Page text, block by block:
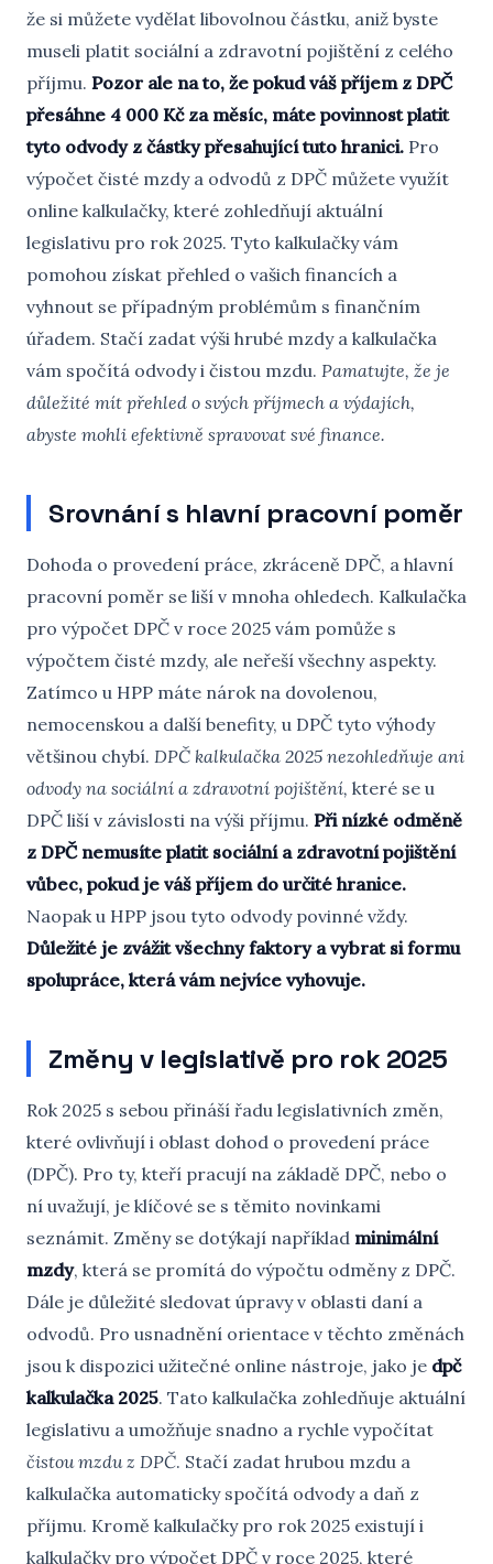
že si můžete vydělat libovolnou částku, aniž byste
museli platit sociální a zdravotní pojištění z celého
příjmu. Pozor ale na to, že pokud váš příjem z DPČ
přesáhne 4 000 Kč za měsíc, máte povinnost platit
tyto odvody z částky přesahující tuto hranici. Pro
výpočet čisté mzdy a odvodů z DPČ můžete využít
online kalkulačky, které zohledňují aktuální
legislativu pro rok 2025. Tyto kalkulačky vám
pomohou získat přehled o vašich financích a
vyhnout se případným problémům s finančním
úřadem. Stačí zadat výši hrubé mzdy a kalkulačka
vám spočítá odvody i čistou mzdu. Pamatujte, že je
důležité mít přehled o svých příjmech a výdajích,
abyste mohli efektivně spravovat své finance.
Srovnání s hlavní pracovní poměr
Dohoda o provedení práce, zkráceně DPČ, a hlavní
pracovní poměr se liší v mnoha ohledech. Kalkulačka
pro výpočet DPČ v roce 2025 vám pomůže s
výpočtem čisté mzdy, ale neřeší všechny aspekty.
Zatímco u HPP máte nárok na dovolenou,
nemocenskou a další benefity, u DPČ tyto výhody
většinou chybí. DPČ kalkulačka 2025 nezohledňuje ani
odvody na sociální a zdravotní pojištění, které se u
DPČ liší v závislosti na výši příjmu. Při nízké odměně
z DPČ nemusíte platit sociální a zdravotní pojištění
vůbec, pokud je váš příjem do určité hranice.
Naopak u HPP jsou tyto odvody povinné vždy.
Důležité je zvážit všechny faktory a vybrat si formu
spolupráce, která vám nejvíce vyhovuje.
Změny v legislativě pro rok 2025
Rok 2025 s sebou přináší řadu legislativních změn,
které ovlivňují i oblast dohod o provedení práce
(DPČ). Pro ty, kteří pracují na základě DPČ, nebo o
ní uvažují, je klíčové se s těmito novinkami
seznámit. Změny se dotýkají například minimální
mzdy, která se promítá do výpočtu odměny z DPČ.
Dále je důležité sledovat úpravy v oblasti daní a
odvodů. Pro usnadnění orientace v těchto změnách
jsou k dispozici užitečné online nástroje, jako je dpč
kalkulačka 2025. Tato kalkulačka zohledňuje aktuální
legislativu a umožňuje snadno a rychle vypočítat
čistou mzdu z DPČ. Stačí zadat hrubou mzdu a
kalkulačka automaticky spočítá odvody a daň z
příjmu. Kromě kalkulačky pro rok 2025 existují i
kalkulačky pro výpočet DPČ v roce 2025, které